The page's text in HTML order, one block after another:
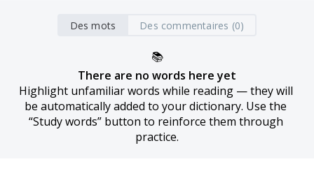
Des mots Des commentaires (0)
📚
There are no words here yet
Highlight unfamiliar words while reading — they will
be automatically added to your dictionary. Use the
“Study words” button to reinforce them through
practice.